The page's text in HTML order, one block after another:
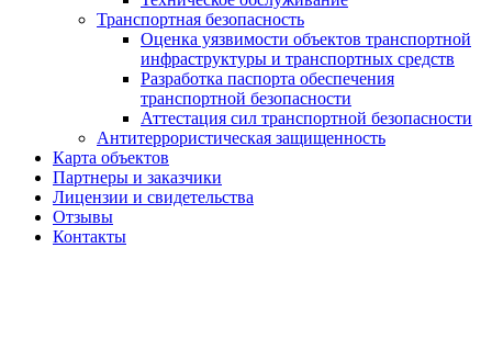
Транспортная безопасность
Оценка уязвимости объектов транспортной
инфраструктуры и транспортных средств
Разработка паспорта обеспечения
транспортной безопасности
Аттестация сил транспортной безопасности
Антитеррористическая защищенность
Карта объектов
Партнеры и заказчики
Лицензии и свидетельства
Отзывы
Контакты